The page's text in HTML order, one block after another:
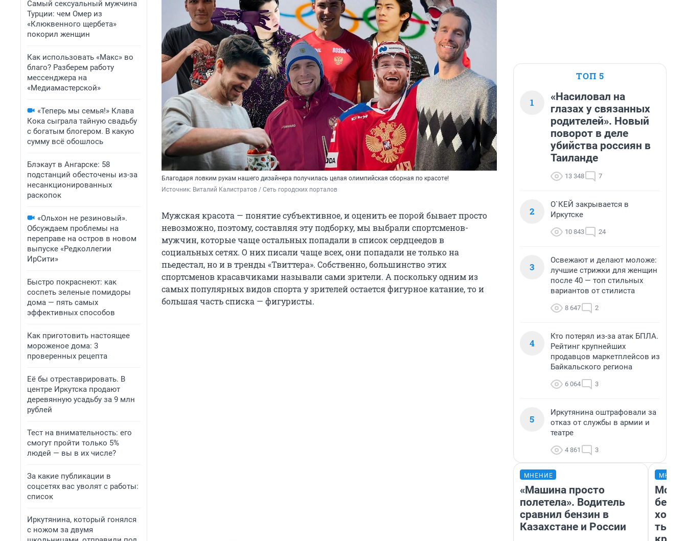
Самый сексуальный мужчина
Турции: чем Омер из
«Клюквенного щербета»
покорил женщин
Как использовать «Макс» во
благо? Разберем работу
мессенджера на
«Медиамастерской»
«Теперь мы семья!» Клава
Кока сыграла тайную свадьбу
с богатым блогером. В какую
сумму всё обошлось
Блэкаут в Ангарске: 58
подстанций обесточены из-за
несанкционированных
раскопок
«Ольхон не резиновый».
Обсуждаем проблемы на
переправе на остров в новом
выпуске «Редколлегии
ИрСити»
Быстро покраснеют: как
соспеть зеленые помидоры
дома — пять самых
эффективных способов
Как приготовить настоящее
мороженое дома: 3
проверенных рецепта
Её бы отреставрировать. В
центре Иркутска продают
деревянную усадьбу за 9 млн
рублей
Тест на внимательность: его
смогут пройти только 5%
людей — вы в их числе?
За какие публикации в
соцсетях вас уволят с работы:
список
Иркутянина, который гонялся
с ножом за двумя
Благодаря ловким рукам нашего дизайнера получилась целая олимпийская сборная по красоте!
Источник: Виталий Калистратов / Сеть городских порталов
Мужская красота — понятие субъективное, и оценить ее порой бывает просто
невозможно, поэтому, составляя эту подборку, мы выбрали спортсменов-
мужчин, которые чаще остальных попадали в список сердцеедов в
социальных сетях. О них писали чаще всех, они попадали не только на
пьедестал, но и в тренды «Твиттера». Собственно, большинство этих
спортсменов красавчиками называли сами зрители. А поскольку одним из
самых популярных видов спорта у зрителей остается фигурное катание, то и
большая часть списка — фигуристы.
ТОП 5
1
«Насиловал на
глазах у связанных
родителей». Новый
поворот в деле
убийства россиян в
Таиланде
13 348 7
2
О`КЕЙ закрывается в
Иркутске
10 843 24
3
Освежают и делают моложе:
лучшие стрижки для женщин
после 40 — топ стильных
вариантов от стилиста
8 647 2
4
Кто потерял из-за атак БПЛА.
Рейтинг крупнейших
продавцов маркетплейсов из
Байкальского региона
6 064 3
5
Иркутянина оштрафовали за
отказ от службы в армии и
театре
4 861 3
МНЕНИЕ
«Машина просто
полетела». Водитель
сравнил бензин в
Казахстане и России
Мой